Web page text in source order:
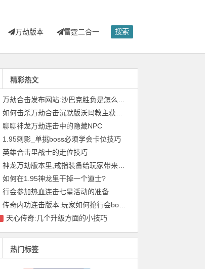
搜索
万劫版本 雷霆二合一
精彩热文
万劫合击发布网站:沙巴克胜负是怎么算的?
如何击杀万劫合击沉默版沃玛教主获得号角?
聊聊神龙万劫连击中的隐藏NPC
1.95刺影_单挑boss必须学会卡位技巧
英雄合击里战士的走位技巧
神龙万劫版本里,戒指装备给玩家带来的益处
如何在1.95神龙里干掉一个道士?
行会参加热血连击七星活动的准备
传奇内功连击版本:玩家如何抢行会boss?
天心传奇:几个升级方面的小技巧
热门标签